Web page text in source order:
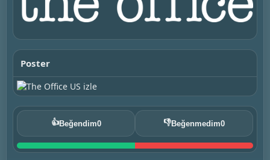
Poster
👍Beğendim0 👎Beğenmedim0